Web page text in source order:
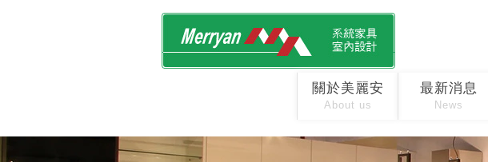
關於美麗安
About us
最新消息
News